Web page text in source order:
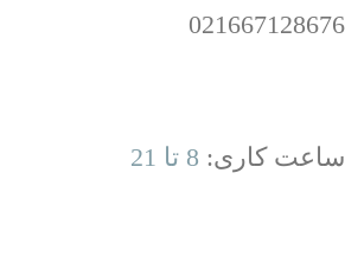
021667128676
ساعت کاری: 8 تا 21